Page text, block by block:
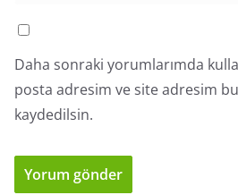
Daha sonraki yorumlarımda
posta adresim ve site adresim bu
kaydedilsin.